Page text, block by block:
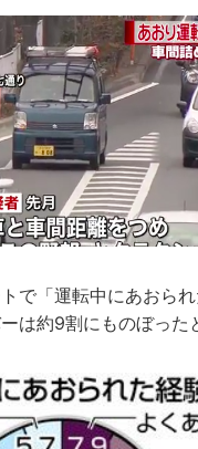
で「運転中にあおら
は約9割にものぼった